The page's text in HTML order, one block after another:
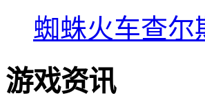
蜘蛛火车查尔
游戏资讯